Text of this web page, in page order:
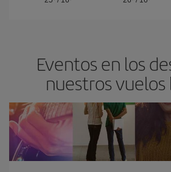
Eventos en los
nuestros